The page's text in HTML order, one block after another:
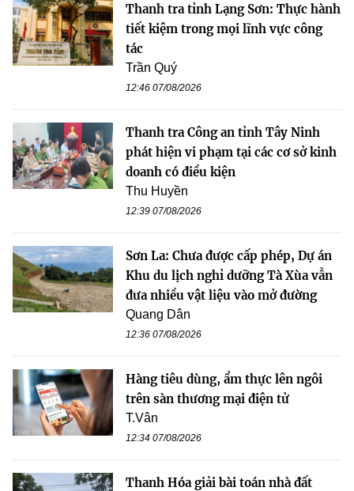
Thanh tra tỉnh Lạng Sơn: Thực hành
tiết kiệm trong mọi lĩnh vực công
tác
Trần Quý
12:46 07/08/2026
Thanh tra Công an tỉnh Tây Ninh
phát hiện vi phạm tại các cơ sở kinh
doanh có điều kiện
Thu Huyền
12:39 07/08/2026
Sơn La: Chưa được cấp phép, Dự án
Khu du lịch nghỉ dưỡng Tà Xùa vẫn
đưa nhiều vật liệu vào mở đường
Quang Dân
12:36 07/08/2026
Hàng tiêu dùng, ẩm thực lên ngôi
trên sàn thương mại điện tử
T.Vân
12:34 07/08/2026
Thanh Hóa giải bài toán nhà đất